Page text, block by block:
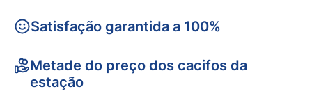
Satisfação garantida a 100%
Metade do preço dos cacifos da
estação